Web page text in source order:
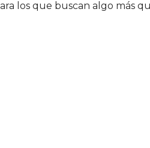
los que buscan algo más